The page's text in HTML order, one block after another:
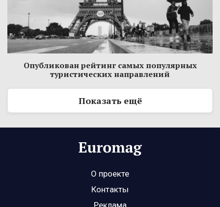
Опубликован рейтинг самых популярных
туристических направлений
Показать ещё
О проекте
Контакты